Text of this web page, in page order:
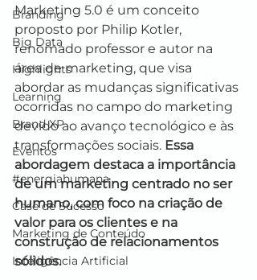
Branding
Big Data
Highlights
Learning
Brand XP
Eventos
#energiahumana
Case de Sucesso
Marketing de Conteúdo
Inteligência Artificial
Marketing 5.0 é um conceito
proposto por Philip Kotler,
renomado professor e autor na
área de marketing, que visa
abordar as mudanças significativas
ocorridas no campo do marketing
devido ao avanço tecnológico e às
transformações sociais. Essa
abordagem destaca a importância
de um marketing centrado no ser
humano, com foco na criação de
valor para os clientes e na
construção de relacionamentos
sólidos.